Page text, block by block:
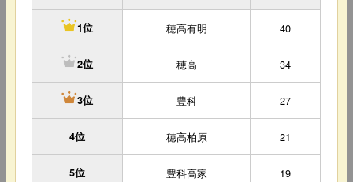
1位 穂高有明 40
2位 穂高 34
3位 豊科 27
4位 穂高柏原 21
5位 豊科高家 19